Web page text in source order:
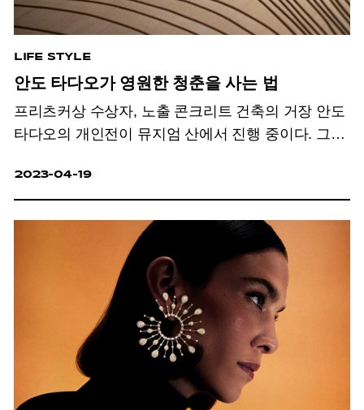
LIFE STYLE
안도 타다오가 영원한 청춘을 사는 법
프리츠커상 수상자, 노출 콘크리트 건축의 거장 안도
타다오의 개인전이 뮤지엄 산에서 진행 중이다. 그의
2023-04-19